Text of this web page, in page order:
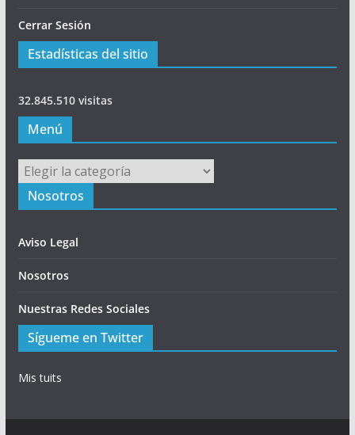
Cerrar Sesión
Estadísticas del sitio
32.845.510 visitas
Menú
Menú
Nosotros
Aviso Legal
Nosotros
Nuestras Redes Sociales
Sígueme en Twitter
Mis tuits